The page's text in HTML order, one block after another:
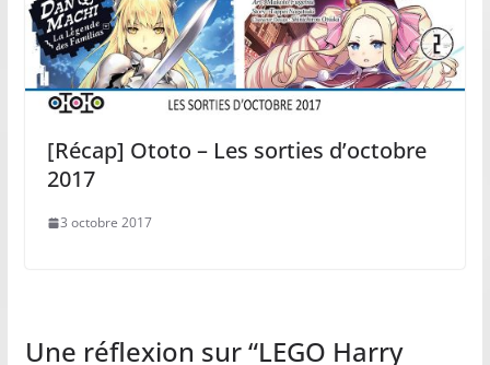
[Récap] Ototo – Les sorties d’octobre
2017
3 octobre 2017
Une réflexion sur “LEGO Harry